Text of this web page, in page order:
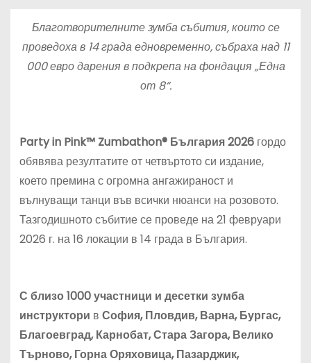
Благотворителните зумба събития, които се
проведоха в 14 града едновременно, събраха над 11
000 евро дарения в подкрепа на фондация „Една
от 8“.
Party in Pink™ Zumbathon® България 2026гордо
обявява резултатите от четвъртото си издание,
което премина с огромна ангажираност и
вълнуващи танци във всички нюанси на розовото.
Тазгодишното събитие се проведе на 21 февруари
2026 г. на 16 локации в 14 града в България.
С близо 1000 участници и десетки зумба
инструктори в София, Пловдив, Варна, Бургас,
Благоевград, Карнобат, Стара Загора, Велико
Търново, Горна Оряховица, Пазарджик,